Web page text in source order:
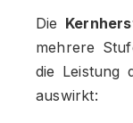
Die
mehrere
die Leistung
auswirkt: